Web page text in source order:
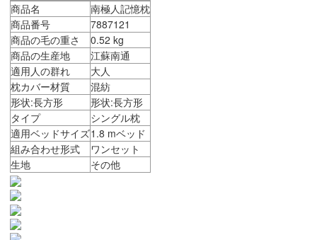
商品名
南極人記憶枕
商品番号
7887121
商品の毛の重さ
0.52 kg
商品の生産地
江蘇南通
適用人の群れ
大人
枕カバー材質
混紡
形状:長方形
形状:長方形
タイプ
シングル枕
適用ベッドサイズ1.8 mベッド
組み合わせ形式
ワンセット
生地
その他